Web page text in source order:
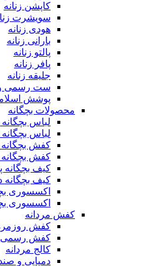
کاپشن زنانه
سویشرت
هودی زنانه
بارانی زنانه
پالتو زنانه
پافر زنانه
جلیقه زنانه
ست رسمی و
پوشش
محصولات بچگانه
لباس بچگانه
لباس بچگانه
کفش بچگانه
کفش بچگانه
کیف بچگانه
کیف بچگانه
اکسسوری
اکسسوری
کفش مردانه
کفش
کفش رسمی
کالج مردانه
دمپایی و